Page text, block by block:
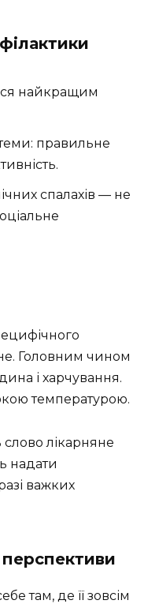
найкращим
правильне
спалахів — не
Головним чином
і харчування.
температурою.
лікарняне
надати
важких
перспективи
там, де її зовсім